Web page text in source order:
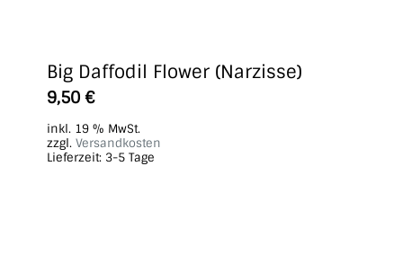
Big Daffodil Flower (Narzisse)
9,50 €
inkl. 19 % MwSt.
zzgl. Versandkosten
Lieferzeit: 3-5 Tage